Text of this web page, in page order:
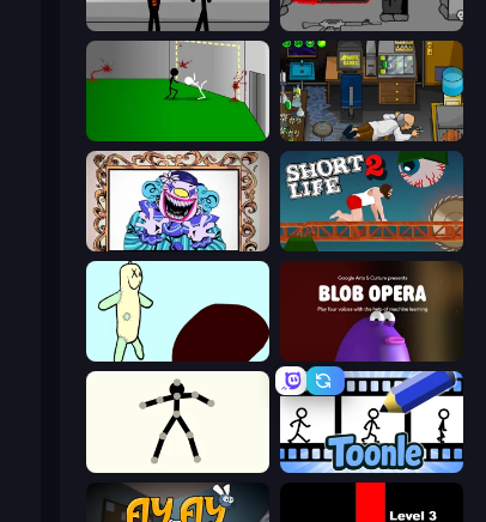
Stick Figure Penalty 2 Madness Deathwish
Foreign Creature
Exhibit of Sorrows Short Life 2
Doodieman Voodoo Blob Opera
Stick Animator Toonle